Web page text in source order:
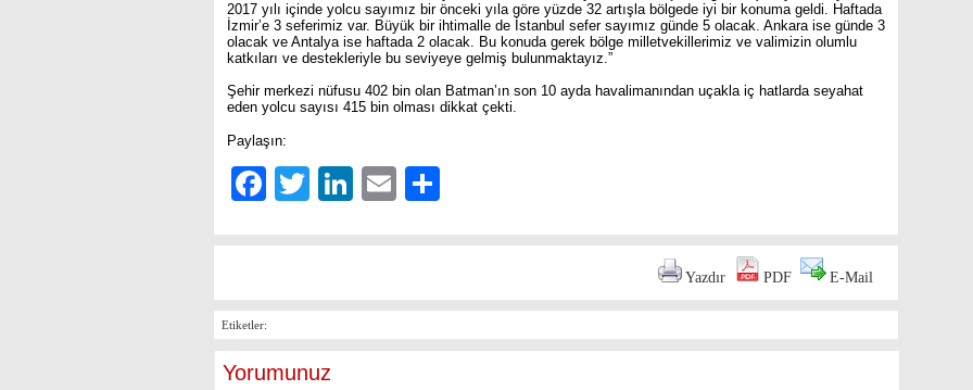
2017 yılı içinde yolcu sayımız bir önceki yıla göre yüzde 32 artışla bölgede iyi bir konuma geldi. Haftada
İzmir’e 3 seferimiz var. Büyük bir ihtimalle de İstanbul sefer sayımız günde 5 olacak. Ankara ise günde 3
olacak ve Antalya ise haftada 2 olacak. Bu konuda gerek bölge milletvekillerimiz ve valimizin olumlu
katkıları ve destekleriyle bu seviyeye gelmiş bulunmaktayız.”
Şehir merkezi nüfusu 402 bin olan Batman’ın son 10 ayda havalimanından uçakla iç hatlarda seyahat
eden yolcu sayısı 415 bin olması dikkat çekti.
Paylaşın:
Facebook
TwitterLinkedIn
Email
Yazdır PDF E-Mail
Etiketler:
Yorumunuz